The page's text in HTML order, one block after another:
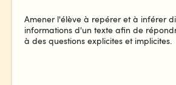
Amener l'élève à repérer et à inférer
informations d'un texte afin de
à des questions explicites et implicites.